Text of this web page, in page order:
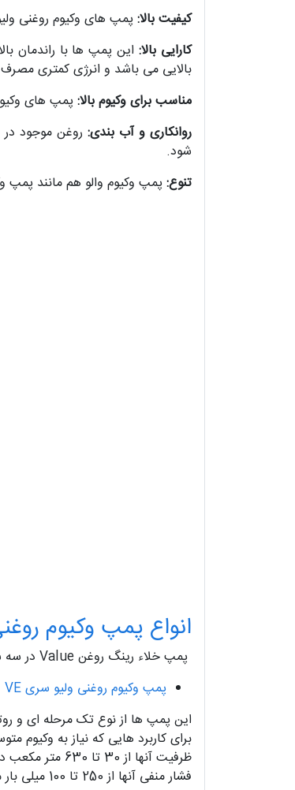
کیفیت بالا: پمپ های وکیوم روغنی
کارایی بالا: این پمپ ها با راندمان
بالایی می باشد و انرژی کمتری
مناسب برای وکیوم بالا: پمپ های وکیوم روغنی
روانکاری و آب بندی: روغن موجود
شود.
تنوع: پمپ وکیوم والو هم مانند پمپ
انواع پمپ وکیوم
پمپ خلاء رینگ روغن Value در سه سری اصلی ارائه می شوند.
پمپ وکیوم روغنی ولیو سری VE
این پمپ ها از نوع تک مرحله ای و
برای کاربرد هایی که نیاز به وکیوم
ظرفیت آنها از 30 تا 630 متر مکعب در ساعت می باشد.
فشار منفی آنها از 250 تا 100 میلی بار می باشد.